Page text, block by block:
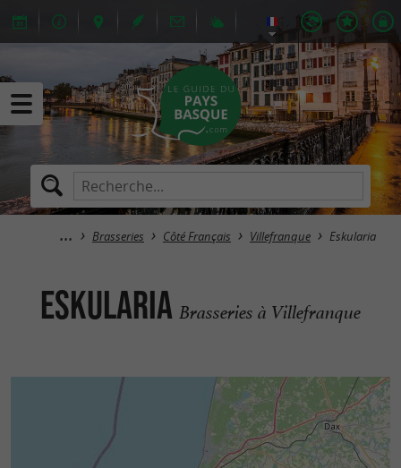
Brasseries Côté Français Villefranque Eskularia
Eskularia Brasseries à Villefranque